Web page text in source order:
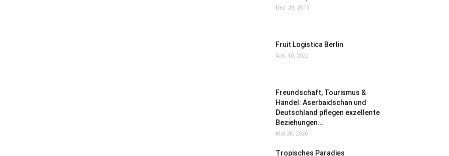
Dez. 29, 2015
Fruit Logistica Berlin
Apr. 10, 2022
Freundschaft, Tourismus &
Handel: Aserbaidschan und
Deutschland pflegen exzellente
Beziehungen...
Mai 26, 2026
Tropisches Paradies